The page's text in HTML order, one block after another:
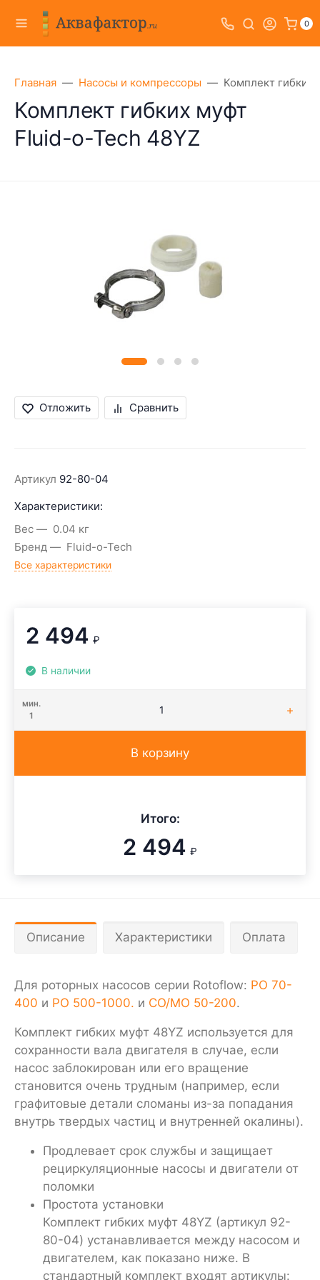
0
Главная Насосы и компрессоры Комплект гибких
Комплект гибких муфт
Fluid-o-Tech 48YZ
Отложить Сравнить
Артикул 92-80-04
Характеристики:
Вес
0.04 кг
Бренд
Fluid-o-Tech
Все характеристики
2 494 ₽
В наличии
мин.
1
В корзину
Итого:
2 494 ₽
Описание Характеристики Оплата
Для роторных насосов серии Rotoflow: PO 70-
400 и PO 500-1000. и CO/MO 50-200.
Комплект гибких муфт 48YZ используется для
сохранности вала двигателя в случае, если
насос заблокирован или его вращение
становится очень трудным (например, если
графитовые детали сломаны из-за попадания
внутрь твердых частиц и внутренней окалины).
Продлевает срок службы и защищает
рециркуляционные насосы и двигатели от
поломки
Простота установки
Комплект гибких муфт 48YZ (артикул 92-
80-04) устанавливается между насосом и
двигателем, как показано ниже. В
стандартный комплект входят артикулы: